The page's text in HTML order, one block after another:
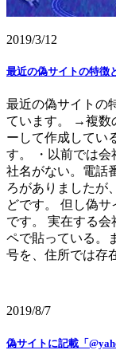
2019/3/12
最近の偽サイトの特徴
最近の偽サイトの
ています。 →複数
ーして作成してい
す。 ・以前では会
社名がない。電話
ろがありましたが
どです。 但し偽
です。 実在する
ペで貼っている。
号を、住所では存
2019/8/7
偽サイトに記載「